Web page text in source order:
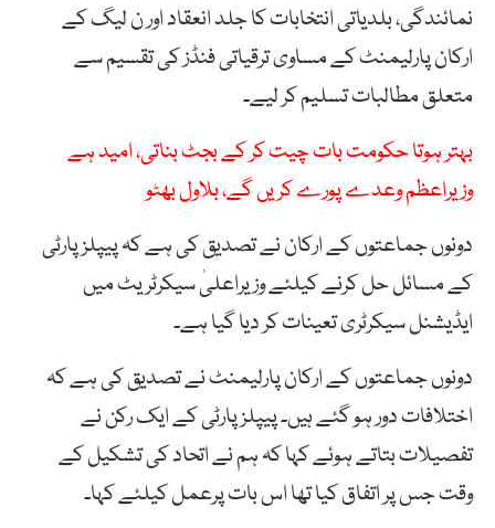
نمائندگی، بلدیاتی انتخابات کا جلد انعقاد اور ن لیگ کے
ارکان پارلیمنٹ کے مساوی ترقیاتی فنڈز کی تقسیم سے
متعلق مطالبات تسلیم کر لیے۔
بہتر ہوتا حکومت بات چیت کر کے بجٹ بناتی، امید ہے
وزیراعظم وعدے پورے کریں گے، بلاول بھٹو
دونوں جماعتوں کے ارکان نے تصدیق کی ہے کہ پیپلز پارٹی
کے مسائل حل کرنے کیلئے وزیراعلیٰ سیکرٹریٹ میں
ایڈیشنل سیکرٹری تعینات کر دیا گیا ہے۔
دونوں جماعتوں کے ارکان پارلیمنٹ نے تصدیق کی ہے کہ
اختلافات دور ہو گئے ہیں۔ پیپلز پارٹی کے ایک رکن نے
تفصیلات بتاتے ہوئے کہا کہ ہم نے اتحاد کی تشکیل کے
وقت جس پر اتفاق کیا تھا اس بات پرعمل کیلئے کہا۔